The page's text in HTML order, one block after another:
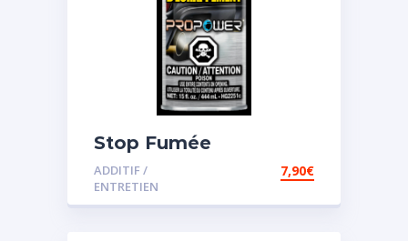
Stop Fumée
ADDITIF /
ENTRETIEN
7,90€